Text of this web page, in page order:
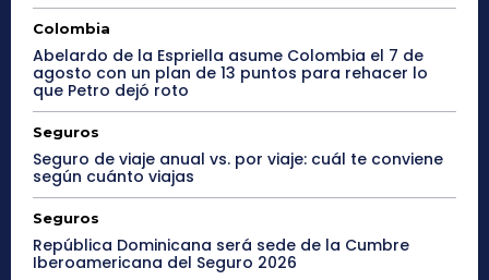
Colombia
Abelardo de la Espriella asume Colombia el 7 de
agosto con un plan de 13 puntos para rehacer lo
que Petro dejó roto
Seguros
Seguro de viaje anual vs. por viaje: cuál te conviene
según cuánto viajas
Seguros
República Dominicana será sede de la Cumbre
Iberoamericana del Seguro 2026